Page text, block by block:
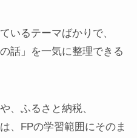
いるテーマばかりで、
話」を一気に整理できる
、ふるさと納税、
、FPの学習範囲にそのま